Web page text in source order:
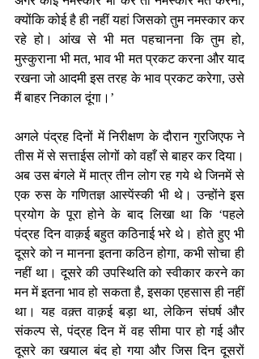
क्योंकि कोई है ही नहीं यहां जिसको तुम नमस्कार कर
रहे हो। आंख से भी मत पहचानना कि तुम हो,
मुस्कुराना भी मत, भाव भी मत प्रकट करना और याद
रखना जो आदमी इस तरह के भाव प्रकट करेगा, उसे
मैं बाहर निकाल दूंगा।’
अगले पंद्रह दिनों में निरीक्षण के दौरान गुरजिएफ ने
तीस में से सत्ताईस लोगों को वहाँ से बाहर कर दिया।
अब उस बंगले में मात्र तीन लोग रह गये थे जिनमें से
एक रुस के गणितज्ञ आस्पेंस्की भी थे। उन्होंने इस
प्रयोग के पूरा होने के बाद लिखा था कि ‘पहले
पंद्रह दिन वाक़ई बहुत कठिनाई भरे थे। होते हुए भी
दूसरे को न मानना इतना कठिन होगा, कभी सोचा ही
नहीं था। दूसरे की उपस्थिति को स्वीकार करने का
मन में इतना भाव हो सकता है, इसका एहसास ही नहीं
था। यह वक़्त वाक़ई बड़ा था, लेकिन संघर्ष और
संकल्प से, पंद्रह दिन में वह सीमा पार हो गई और
दूसरे का खयाल बंद हो गया और जिस दिन दूसरों